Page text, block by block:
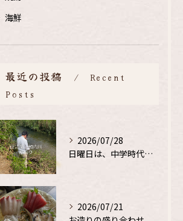
海鮮
最近の投稿
Recent
Posts
2026/07/28
日曜日は、中学時代の、同級生と鮎釣り
2026/07/21